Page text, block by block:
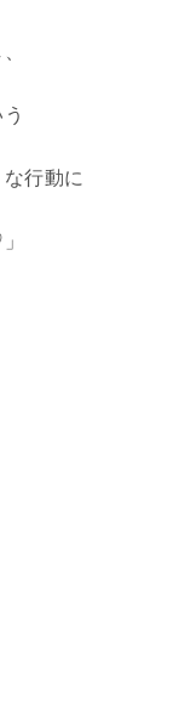
行動に